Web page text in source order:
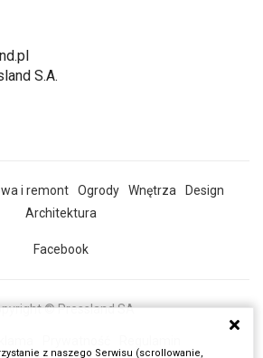
S.A.
i remont Ogrody Wnętrza
Design
Architektura
Facebook
© Pressland SA
z naszego Serwisu (scrollowanie,